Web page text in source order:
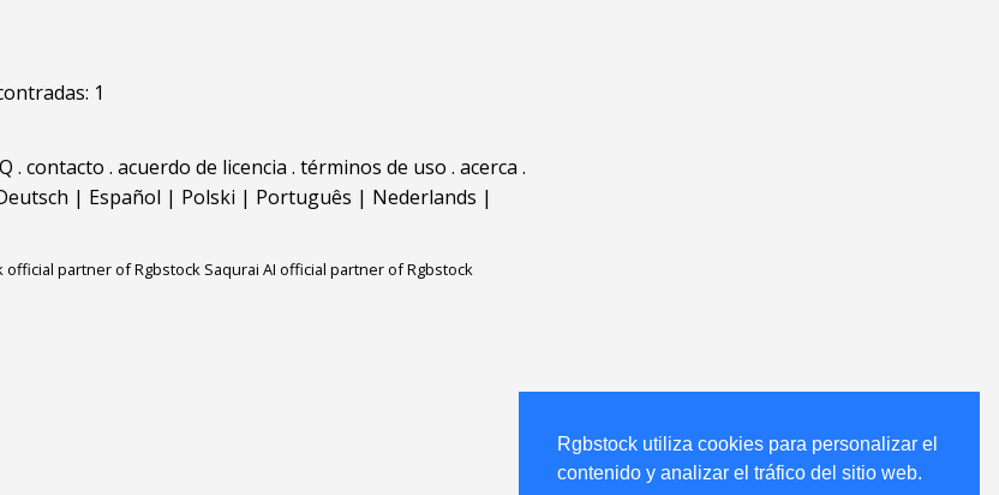
Rgbstock utiliza cookies para personalizar el
contenido y analizar el tráfico del sitio web.
1
. contacto . acuerdo de licencia . términos de uso . acerca .
| Español | Polski | Português | Nederlands |
official partner of Rgbstock Saqurai AI official partner of Rgbstock